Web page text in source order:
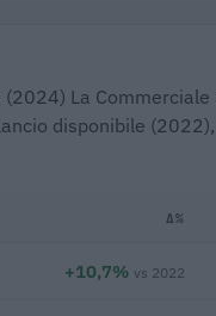
La
disponibile
Δ%
+10,7% vs 2022